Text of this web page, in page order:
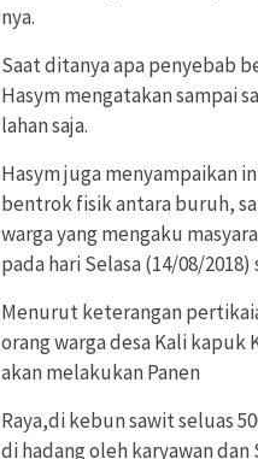
nya.
‎Saat ditanya apa penyebab
Hasym mengatakan sampai
lahan saja.
Hasym juga menyampaikan
bentrok fisik antara buruh,
warga yang mengaku
pada hari Selasa (14/08/
Menurut keterangan
orang warga desa Kali kapuk
akan melakukan Panen
Raya,di kebun sawit seluas
di hadang oleh karyawan